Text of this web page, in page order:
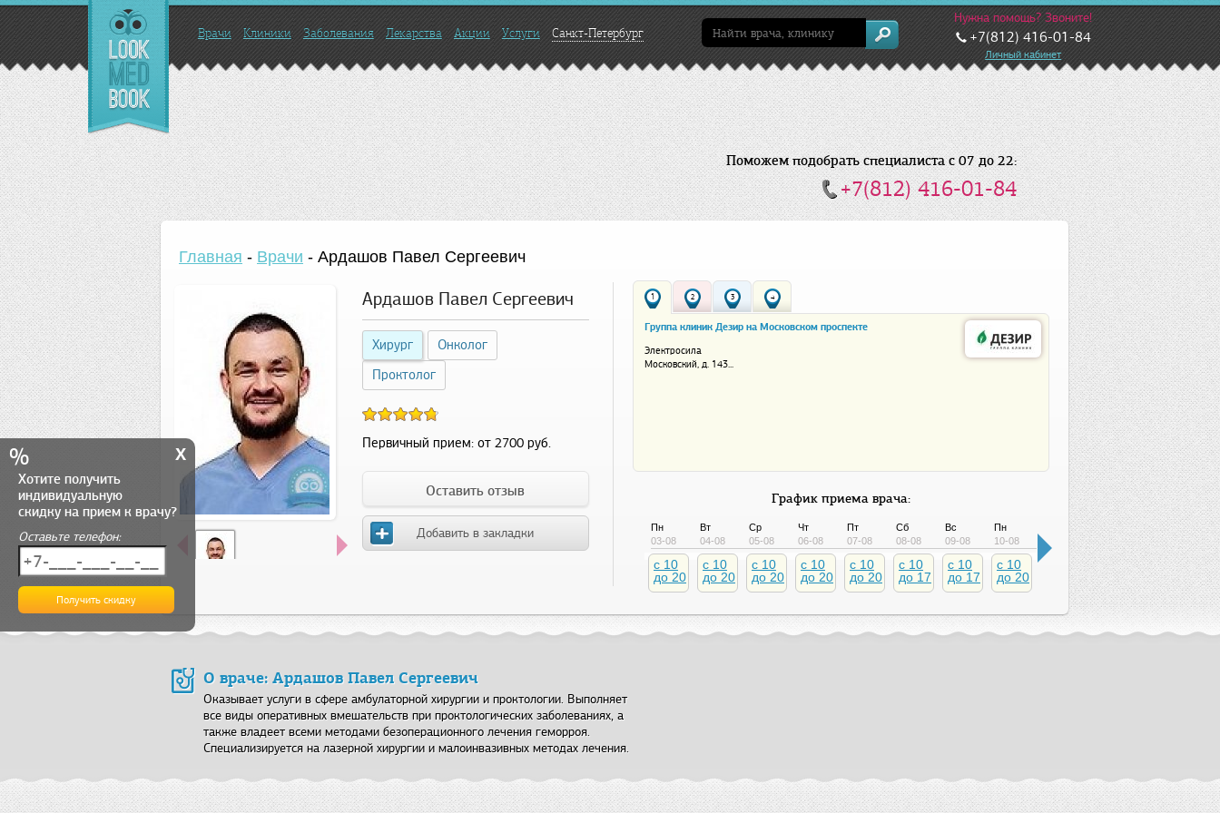
Врачи Клиники Заболевания Лекарства Акции Услуги Санкт-Петербург
Нужна помощь? Звоните!
+7(812) 416-01-84
Личный кабинет
Поможем подобрать специалиста с 07 до 22:
+7(812) 416-01-84
Главная - Врачи - Ардашов Павел Сергеевич
Ардашов Павел Сергеевич
Хирург
Онколог
Проктолог
Первичный прием: от 2700 руб.
Оставить отзыв
Добавить в закладки
1 2 3 4
Группа клиник Дезир на Московском проспекте
Электросила
Московский, д. 143...
График приема врача:
Пн
03-08
c 10
до 20
Вт
04-08
c 10
до 20
Ср
05-08
c 10
до 20
Чт
06-08
c 10
до 20
Пт
07-08
c 10
до 20
Сб
08-08
c 10
до 17
Вс
09-08
c 10
до 17
Пн
10-08
c 10
до 20
11-08
c 10
до 20
Ср
12-08
c 10
до 20
Чт
13-08
c 10
до 20
Пт
14-08
c 10
до
О враче: Ардашов Павел Сергеевич
Оказывает услуги в сфере амбулаторной хирургии и проктологии. Выполняет
все виды оперативных вмешательств при проктологических заболеваниях, а
также владеет всеми методами безоперационного лечения геморроя.
Специализируется на лазерной хирургии и малоинвазивных методах лечения.
% x
Хотите получить
индивидуальную
скидку на прием к врачу?
Оставьте телефон: